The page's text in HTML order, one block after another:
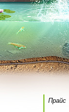
Прайс